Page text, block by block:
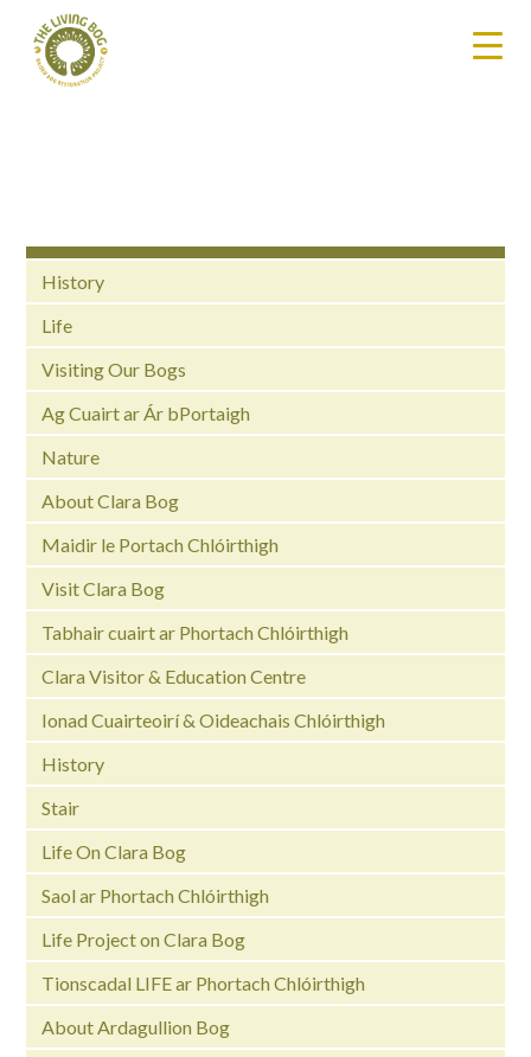
History
Life
Visiting Our Bogs
Ag Cuairt ar Ár bPortaigh
Nature
About Clara Bog
Maidir le Portach Chlóirthigh
Visit Clara Bog
Tabhair cuairt ar Phortach Chlóirthigh
Clara Visitor & Education Centre
Ionad Cuairteoirí & Oideachais Chlóirthigh
History
Stair
Life On Clara Bog
Saol ar Phortach Chlóirthigh
Life Project on Clara Bog
Tionscadal LIFE ar Phortach Chlóirthigh
About Ardagullion Bog